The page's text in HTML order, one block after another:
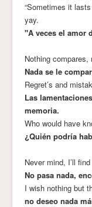
“Sometimes it
yay.
"A veces el amor
Nothing compares,
Nada se le
Regret’s and
Las
memoria.
Who would have
¿Quién podría
Never mind, I’ll
No pasa nada,
I wish nothing but
no deseo nada